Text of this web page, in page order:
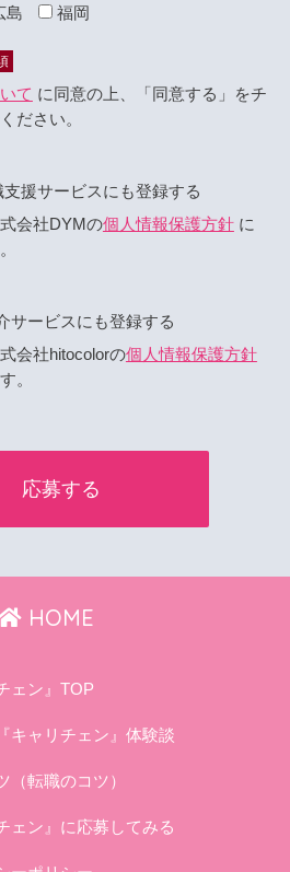
島 福岡
て に同意の上、「同意する」をチ
ださい。
援サービスにも登録する
会社DYMの個人情報保護方針に
サービスにも登録する
会社hitocolorの個人情報保護方針
。
HOME
ェン』TOP
キャリチェン』体験談
（転職のコツ）
ェン』に応募してみる